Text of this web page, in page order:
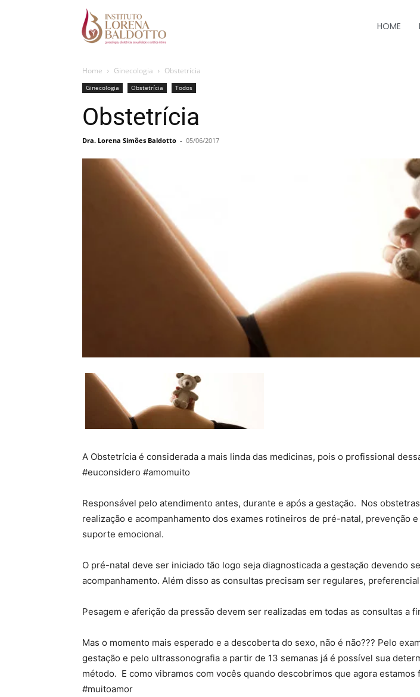
HOME
Home Ginecologia Obstetrícia
Ginecologia Obstetrícia Todos
Obstetrícia
Dra. Lorena Simões Baldotto - 05/06/2017
A Obstetrícia é considerada a mais linda das medicinas, pois o profissional
#euconsidero #amomuito
Responsável pelo atendimento antes, durante e após a gestação. Nos
realização e acompanhamento dos exames rotineiros de pré-natal, prevenção
suporte emocional.
O pré-natal deve ser iniciado tão logo seja diagnosticada a gestação devendo
acompanhamento. Além disso as consultas precisam ser regulares,
Pesagem e aferição da pressão devem ser realizadas em todas as consultas
Mas o momento mais esperado e a descoberta do sexo, não é não??? Pelo
gestação e pelo ultrassonografia a partir de 13 semanas já é possível sua
método. E como vibramos com vocês quando descobrimos que agora
#muitoamor